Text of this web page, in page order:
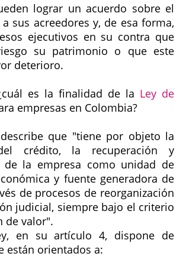
lograr un acuerdo sobre el
sus acreedores y, de esa forma,
ejecutivos en su contra que
su patrimonio o que este
deterioro.
es la finalidad de la Ley de
empresas en Colombia?
que "tiene por objeto la
crédito, la recuperación y
de la empresa como unidad de
y fuente generadora de
de procesos de reorganización
judicial, siempre bajo el criterio
de valor".
en su artículo 4, dispone de
están orientados a: